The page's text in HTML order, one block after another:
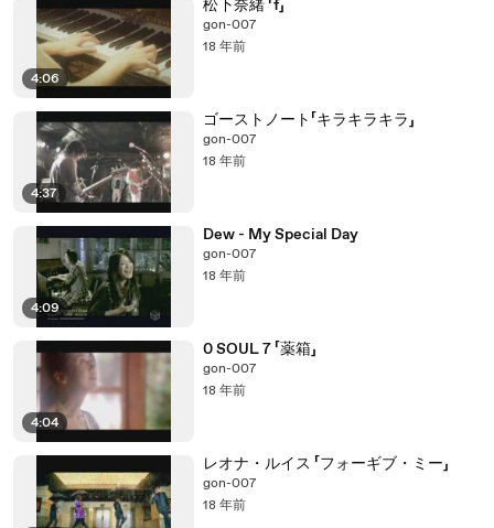
4:06
松下奈緒 「f」
gon-007
18 年前
4:37
ゴーストノート「キラキラキラ」
gon-007
18 年前
4:09
Dew - My Special Day
gon-007
18 年前
4:04
0 SOUL 7 「薬箱」
gon-007
18 年前
レオナ・ルイス 「フォーギブ・ミー」
gon-007
18 年前